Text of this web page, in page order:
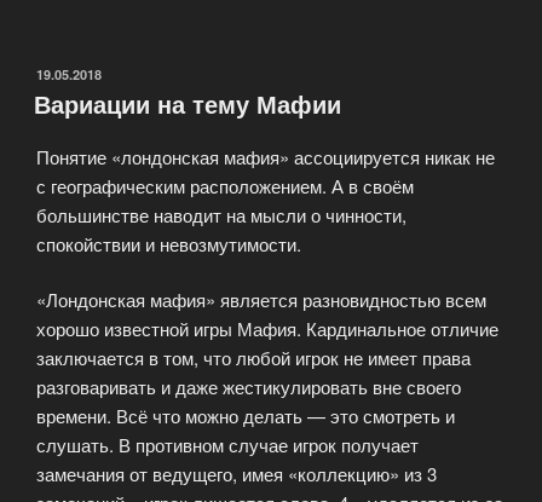
ОПУБЛИКОВАНО
19.05.2018
Вариации на тему Мафии
Понятие «лондонская мафия» ассоциируется никак не
с географическим расположением. А в своём
большинстве наводит на мысли о чинности,
спокойствии и невозмутимости.
«Лондонская мафия» является разновидностью всем
хорошо известной игры Мафия. Кардинальное отличие
заключается в том, что любой игрок не имеет права
разговаривать и даже жестикулировать вне своего
времени. Всё что можно делать — это смотреть и
слушать. В противном случае игрок получает
замечания от ведущего, имея «коллекцию» из 3